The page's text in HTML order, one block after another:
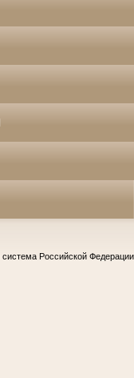
система Российской